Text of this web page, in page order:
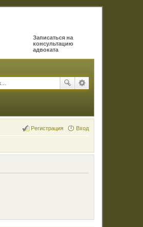
Записаться на
консультацию
адвоката
Вход
Регистрация